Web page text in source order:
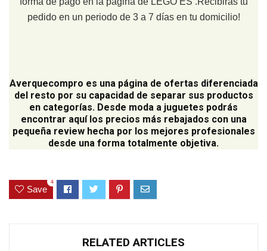
pedido en un periodo de 3 a 7 días en tu domicilio!
Averquecompro es una página de ofertas diferenciada
del resto por su capacidad de separar sus productos
en categorías. Desde moda a juguetes podrás
encontrar aquí los precios más rebajados con una
pequeña review hecha por los mejores profesionales
desde una forma totalmente objetiva.
Save
4
RELATED ARTICLES